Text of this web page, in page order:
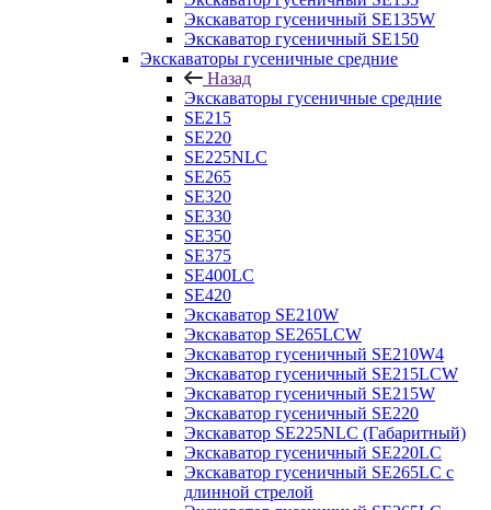
Экскаватор гусеничный SE135W
Экскаватор гусеничный SE150
Экскаваторы гусеничные средние
Назад
Экскаваторы гусеничные средние
SE215
SE220
SE225NLC
SE265
SE320
SE330
SE350
SE375
SE400LC
SE420
Экскаватор SE210W
Экскаватор SE265LCW
Экскаватор гусеничный SE210W4
Экскаватор гусеничный SE215LCW
Экскаватор гусеничный SE215W
Экскаватор гусеничный SE220
Экскаватор SE225NLC (Габаритный)
Экскаватор гусеничный SE220LC
Экскаватор гусеничный SE265LC с
длинной стрелой